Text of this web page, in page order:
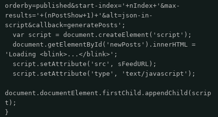
orderby=published&start-index='+nIndex+'&max-
results='+(nPostShow+1)+'&alt=json-in-
script&callback=generatePosts';
var script = document.createElement('script');
document.getElementById('newPosts').innerHTML =
'Loading <blink>...</blink>';
script.setAttribute('src', sFeedURL);
script.setAttribute('type', 'text/javascript');
document.documentElement.firstChild.appendChild(scrip
t);
}